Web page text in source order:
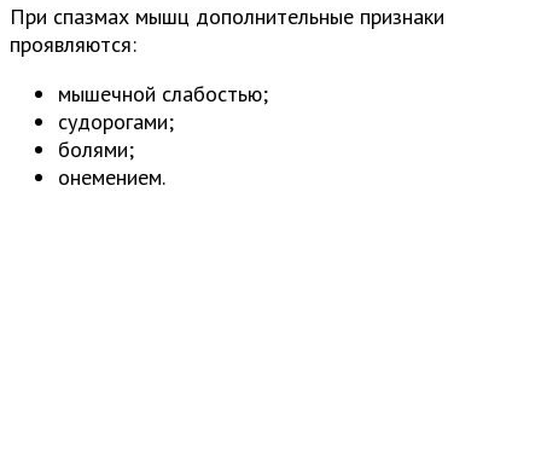
При спазмах мышц дополнительные признаки
проявляются:
мышечной слабостью;
судорогами;
болями;
онемением.